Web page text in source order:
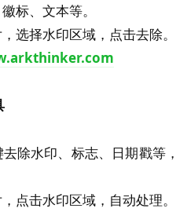
标、文本等。
选择水印区域，点击去除。
除水印、标志、日期戳等，
点击水印区域，自动处理。